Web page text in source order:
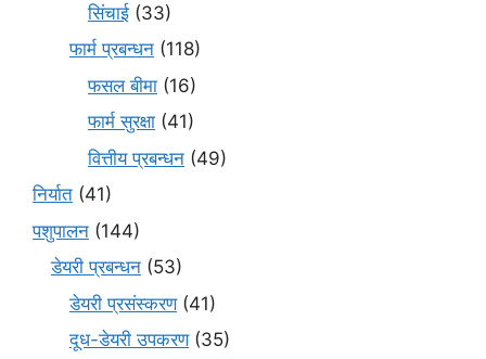
सिंचाई (33)
फार्म प्रबन्धन (118)
फसल बीमा (16)
फार्म सुरक्षा (41)
वित्तीय प्रबन्धन (49)
निर्यात (41)
पशुपालन (144)
डेयरी प्रबन्धन (53)
डेयरी प्रसंस्करण(41)
दूध-डेयरी उपकरण(35)